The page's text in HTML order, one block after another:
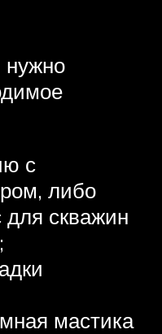
нужно
с
либо
для скважин
мастика